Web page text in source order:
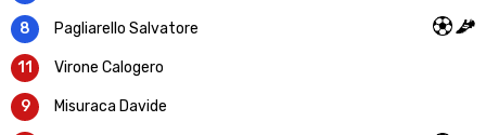
8 Pagliarello Salvatore
11 Virone Calogero
9 Misuraca Davide